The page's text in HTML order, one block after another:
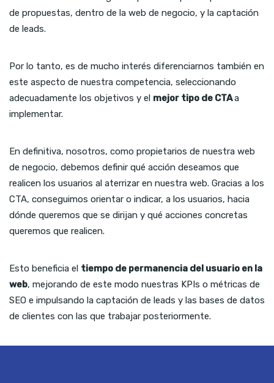
de propuestas, dentro de la web de negocio, y la captación
de leads.
Por lo tanto, es de mucho interés diferenciarnos también en
este aspecto de nuestra competencia, seleccionando
adecuadamente los objetivos y el mejor tipo de CTAa
implementar.
En definitiva, nosotros, como propietarios de nuestra web
de negocio, debemos definir qué acción deseamos que
realicen los usuarios al aterrizar en nuestra web. Gracias a los
CTA, conseguimos orientar o indicar, a los usuarios, hacia
dónde queremos que se dirijan y qué acciones concretas
queremos que realicen.
Esto beneficia el tiempo de permanencia del usuario en la
web, mejorando de este modo nuestras KPIs o métricas de
SEO e impulsando la captación de leads y las bases de datos
de clientes con las que trabajar posteriormente.